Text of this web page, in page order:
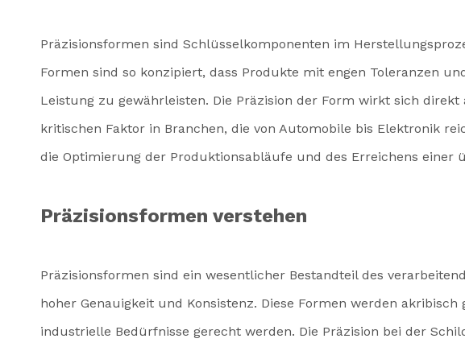
Präzisionsformen sind Schlüsselkomponenten im
Formen sind so konzipiert, dass Produkte mit engen Toleranzen
Leistung zu gewährleisten. Die Präzision der Form wirkt sich
kritischen Faktor in Branchen, die von Automobile bis Elektronik
die Optimierung der Produktionsabläufe und des Erreichens
Präzisionsformen verstehen
Präzisionsformen sind ein wesentlicher Bestandteil des
hoher Genauigkeit und Konsistenz. Diese Formen werden
industrielle Bedürfnisse gerecht werden. Die Präzision bei der